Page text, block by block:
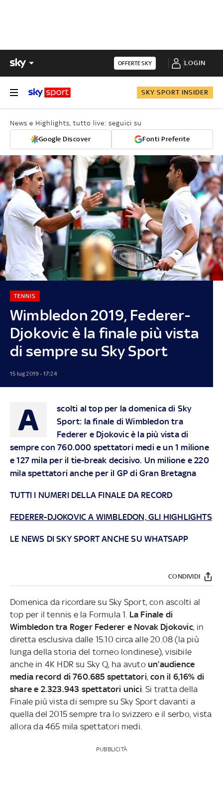
OFFERTE SKY LOGIN
SKY SPORT INSIDER
News e Highlights, tutto live: seguici su
Google Discover Fonti Preferite
Wimbledon 2019, Federer-
Djokovic è la finale più vista
di sempre su Sky Sport
TENNIS
15 lug 2019 - 17:24
A
scolti al top per la domenica di Sky
Sport: la finale di Wimbledon tra
Federer e Djokovic è la più vista di
sempre con 760.000 spettatori medi e un 1 milione
e 127 mila per il tie-break decisivo. Un milione e 220
mila spettatori anche per il GP di Gran Bretagna
TUTTI I NUMERI DELLA FINALE DA RECORD
FEDERER-DJOKOVIC A WIMBLEDON, GLI HIGHLIGHTS
LE NEWS DI SKY SPORT ANCHE SU WHATSAPP
CONDIVIDI
Domenica da ricordare su Sky Sport, con ascolti al
top per il tennis e la Formula 1. La Finale di
Wimbledon tra Roger Federer e Novak Djokovic, in
diretta esclusiva dalle 15.10 circa alle 20.08 (la più
lunga della storia del torneo londinese), visibile
anche in 4K HDR su Sky Q, ha avuto un’audience
media record di 760.685 spettatori,con il 6,16% di
share e 2.323.943 spettatori unici . Si tratta della
Finale più vista di sempre su Sky Sport davanti a
quella del 2015 sempre tra lo svizzero e il serbo, vista
allora da 465 mila spettatori medi.
PUBBLICITÀ